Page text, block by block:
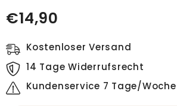
€14,90
Kostenloser Versand
14 Tage Widerrufsrecht
Kundenservice 7 Tage/Woche